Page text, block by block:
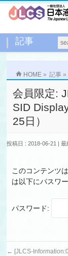
記事
HOME » 記事 »
会員限定:
SID
25日）
投稿日 : 2018-06-21 最
このコンテンツ
は以下にパスワ
パスワード:
← [JLCS-